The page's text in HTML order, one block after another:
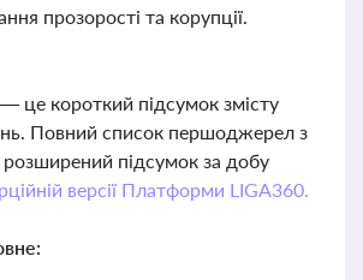
прозорості та корупції.
це короткий підсумок змісту
Повний список першоджерел з
підсумок за добу
версії Платформи LIGA360.